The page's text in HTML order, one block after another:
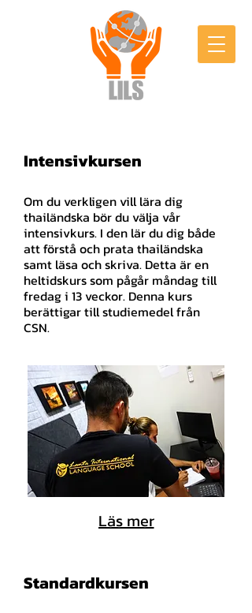
Intensivkursen
Om du verkligen vill lära dig
thailändska bör du välja vår
intensivkurs. I den lär du dig både
att förstå och prata thailändska
samt läsa och skriva. Detta är en
heltidskurs som pågår måndag till
fredag i 13 veckor. Denna kurs
berättigar till studiemedel från
CSN.
Läs mer
Standardkursen